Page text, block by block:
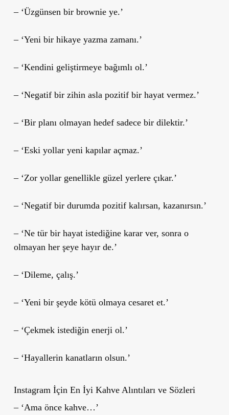
– ‘Üzgünsen bir brownie ye.’
– ‘Yeni bir hikaye yazma zamanı.’
– ‘Kendini geliştirmeye bağımlı ol.’
– ‘Negatif bir zihin asla pozitif bir hayat vermez.’
– ‘Bir planı olmayan hedef sadece bir dilektir.’
– ‘Eski yollar yeni kapılar açmaz.’
– ‘Zor yollar genellikle güzel yerlere çıkar.’
– ‘Negatif bir durumda pozitif kalırsan, kazanırsın.’
– ‘Ne tür bir hayat istediğine karar ver, sonra o
olmayan her şeye hayır de.’
– ‘Dileme, çalış.’
– ‘Yeni bir şeyde kötü olmaya cesaret et.’
– ‘Çekmek istediğin enerji ol.’
– ‘Hayallerin kanatların olsun.’
Instagram İçin En İyi Kahve Alıntıları ve Sözleri
– ‘Ama önce kahve…’